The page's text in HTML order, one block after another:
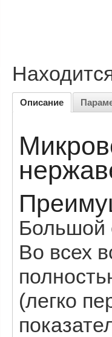
Описание
Большой
Во всех
(легко